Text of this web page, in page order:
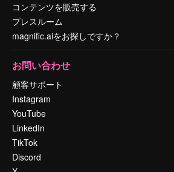
コンテンツを販売する
プレスルーム
magnific.aiをお探しですか？
お問い合わせ
顧客サポート
Instagram
YouTube
LinkedIn
TikTok
Discord